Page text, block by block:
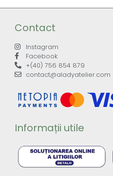
Contact
Instagram
Facebook
+(40) 756 854 879
contact@aladyatelier.com
Informații utile